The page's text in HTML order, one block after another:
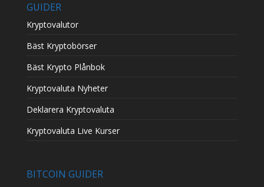
GUIDER
Kryptovalutor
Bäst Kryptobörser
Bäst Krypto Plånbok
Kryptovaluta Nyheter
Deklarera Kryptovaluta
Kryptovaluta Live Kurser
BITCOIN GUIDER